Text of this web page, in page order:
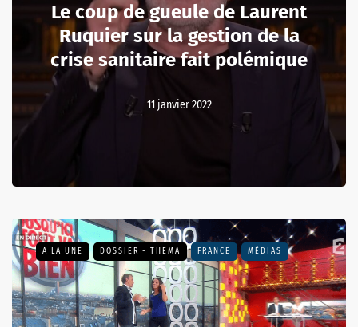
Le coup de gueule de Laurent
Ruquier sur la gestion de la
crise sanitaire fait polémique
11 janvier 2022
A LA UNE DOSSIER - THEMA FRANCE MÉDIAS